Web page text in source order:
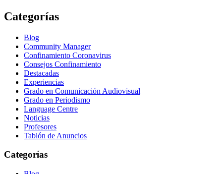
Categorías
Blog
Community Manager
Confinamiento Coronavirus
Consejos Confinamiento
Destacadas
Experiencias
Grado en Comunicación Audiovisual
Grado en Periodismo
Language Centre
Noticias
Profesores
Tablón de Anuncios
Categorías